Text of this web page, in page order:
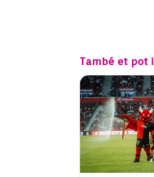
També et pot